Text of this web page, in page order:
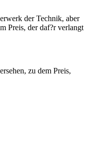
der Technik, aber
Preis, der daf?r verlangt
zu dem Preis,